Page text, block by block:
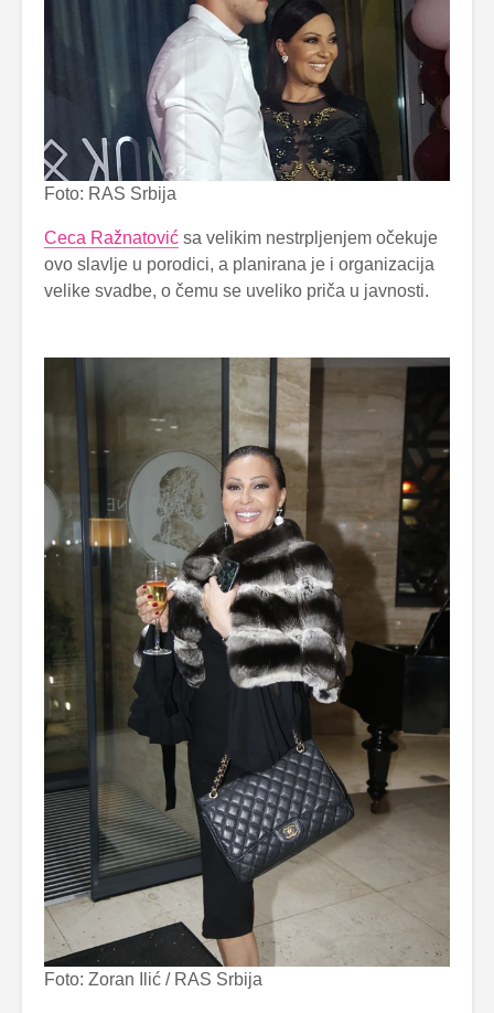
Foto: RAS Srbija
Ceca Ražnatović sa velikim nestrpljenjem očekuje
ovo slavlje u porodici, a planirana je i organizacija
velike svadbe, o čemu se uveliko priča u javnosti.
Foto: Zoran Ilić / RAS Srbija